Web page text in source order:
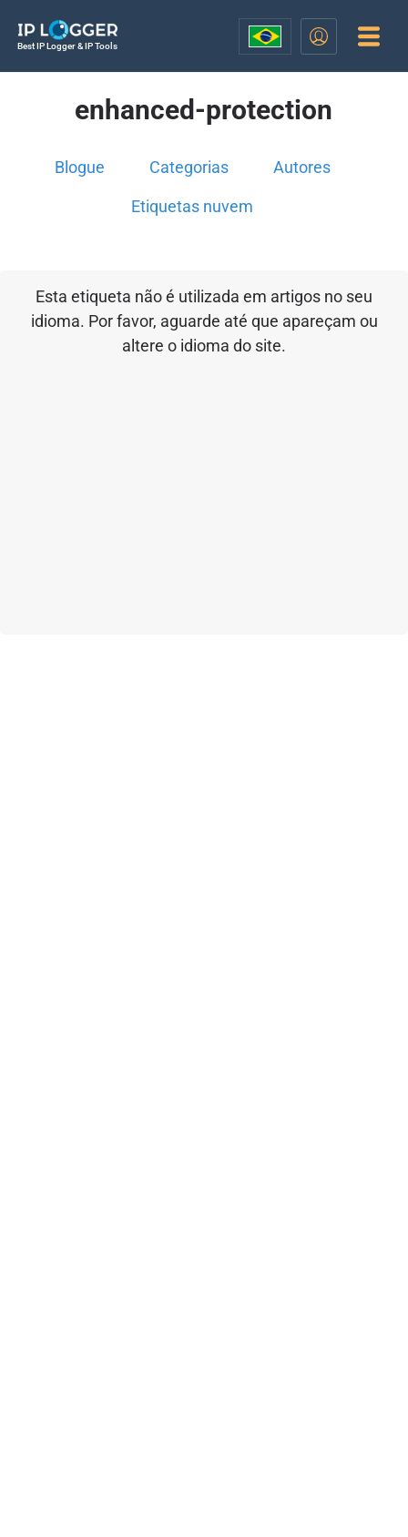
Best IP Logger & IP Tools
enhanced-protection
Blogue Categorias Autores
Etiquetas nuvem